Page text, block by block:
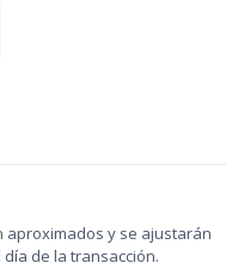
aproximados y se ajustarán
de la transacción.